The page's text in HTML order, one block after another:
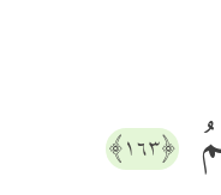
﴿١٦٣﴾